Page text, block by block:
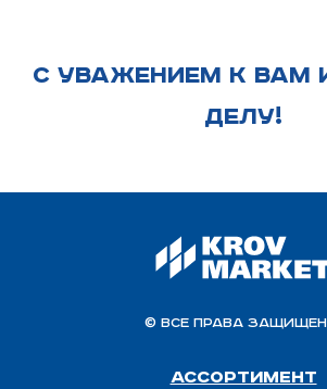
С УВАЖЕНИЕМ К ВАМ
ДЕЛУ!
© Все права
Ассортимент